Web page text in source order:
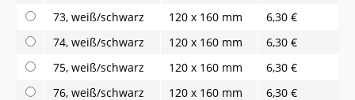
73, weiß/schwarz
120 x 160 mm
6,30 €
74, weiß/schwarz
120 x 160 mm
6,30 €
75, weiß/schwarz
120 x 160 mm
6,30 €
76, weiß/schwarz
120 x 160 mm
6,30 €